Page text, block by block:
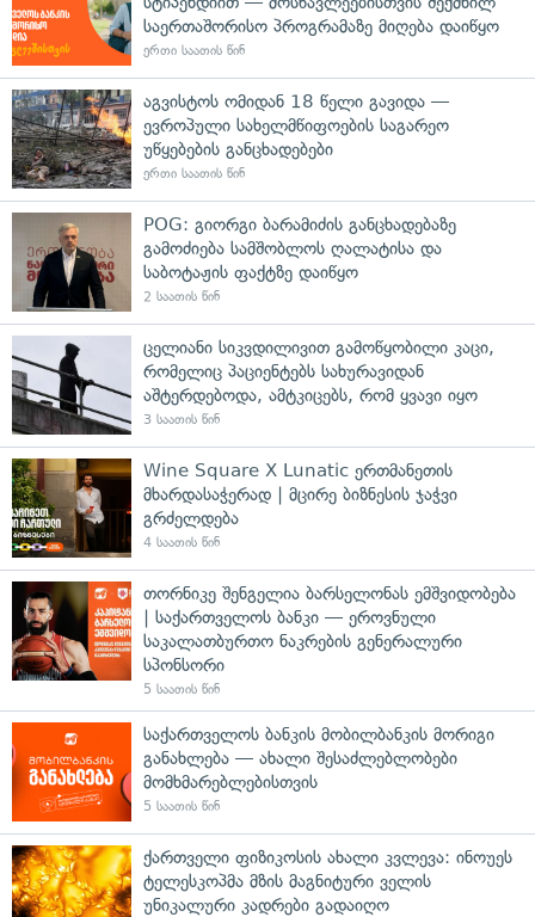
საერთაშორისო პროგრამაზე მიღება დაიწყო
ერთი საათის წინ
აგვისტოს ომიდან 18 წელი გავიდა —
ევროპული სახელმწიფოების საგარეო
უწყებების განცხადებები
ერთი საათის წინ
POG: გიორგი ბარამიძის განცხადებაზე
გამოძიება სამშობლოს ღალატისა და
საბოტაჟის ფაქტზე დაიწყო
2 საათის წინ
ცელიანი სიკვდილივით გამოწყობილი კაცი,
რომელიც პაციენტებს სახურავიდან
აშტერდებოდა, ამტკიცებს, რომ ყვავი იყო
3 საათის წინ
Wine Square X Lunatic ერთმანეთის
მხარდასაჭერად | მცირე ბიზნესის ჯაჭვი
გრძელდება
4 საათის წინ
თორნიკე შენგელია ბარსელონას ემშვიდობება
| საქართველოს ბანკი — ეროვნული
საკალათბურთო ნაკრების გენერალური
სპონსორი
5 საათის წინ
საქართველოს ბანკის მობილბანკის მორიგი
განახლება — ახალი შესაძლებლობები
მომხმარებლებისთვის
5 საათის წინ
ქართველი ფიზიკოსის ახალი კვლევა: ინოუეს
ტელესკოპმა მზის მაგნიტური ველის
უნიკალური კადრები გადაიღო